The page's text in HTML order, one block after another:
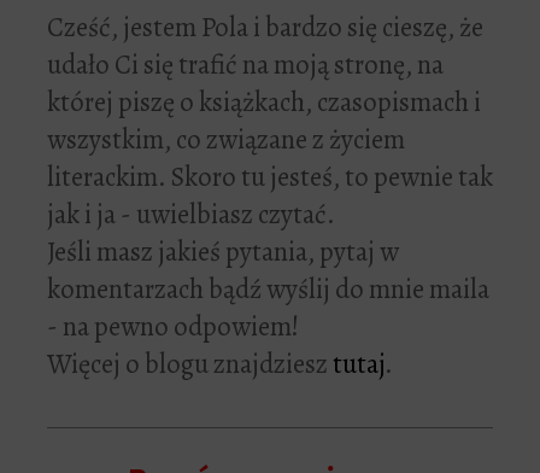
Cześć, jestem Pola i bardzo się cieszę, że
udało Ci się trafić na moją stronę, na
której piszę o książkach, czasopismach i
wszystkim, co związane z życiem
literackim. Skoro tu jesteś, to pewnie tak
jak i ja - uwielbiasz czytać.
Jeśli masz jakieś pytania, pytaj w
komentarzach bądź wyślij do mnie maila
- na pewno odpowiem!
Więcej o blogu znajdziesztutaj.